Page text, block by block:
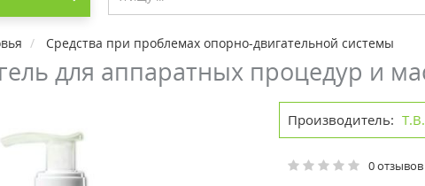
Средства при проблемах опорно-двигательной системы
для аппаратных процедур и
Производитель:
0 отзывов